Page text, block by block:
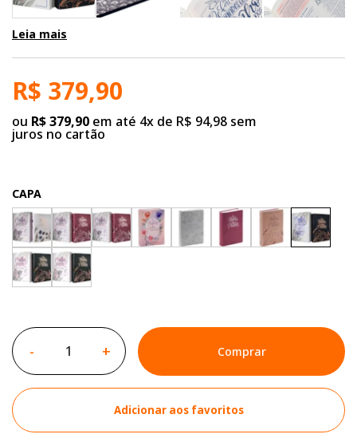
Leia mais
R$ 379,90
ou R$ 379,90 em até 4x de R$ 94,98 sem
juros no cartão
CAPA
- + Comprar
Adicionar aos favoritos